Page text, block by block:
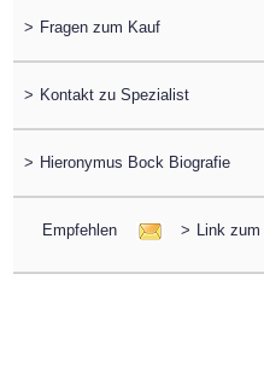
> Fragen zum Kauf
> Kontakt zu Spezialist
> Hieronymus Bock Biografie
Empfehlen > Link zum